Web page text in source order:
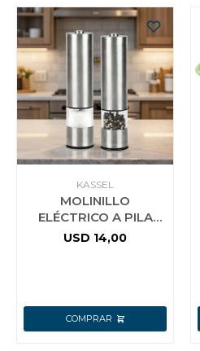
KASSEL
MOLINILLO
ELÉCTRICO A PILA
PARA SAL O PIMIENTA
USD 14,00